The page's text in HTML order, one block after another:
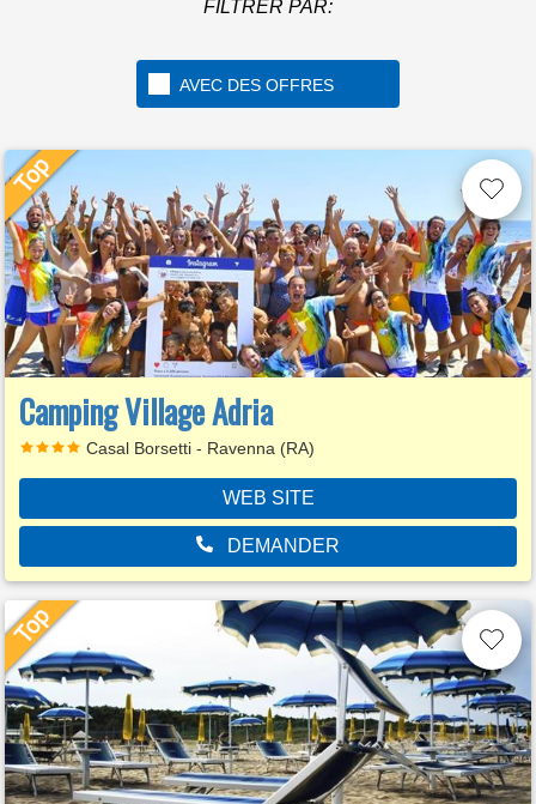
FILTRER PAR:
AVEC DES OFFRES
Camping Village Adria
Casal Borsetti - Ravenna (RA)
WEB SITE
DEMANDER